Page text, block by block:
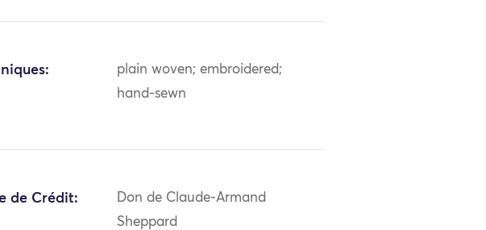
plain woven; embroidered;
hand-sewn
de Crédit:
Don de Claude-Armand
Sheppard